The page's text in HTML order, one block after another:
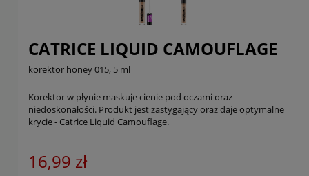
CATRICE LIQUID CAMOUFLAGE
korektor honey 015, 5 ml
Korektor w płynie maskuje cienie pod oczami oraz
niedoskonałości. Produkt jest zastygający oraz daje optymalne
krycie - Catrice Liquid Camouflage.
16,99 zł